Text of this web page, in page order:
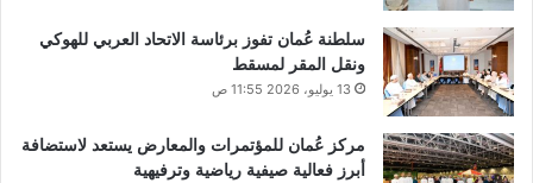
سلطنة عُمان تفوز برئاسة الاتحاد العربي للهوكي
ونقل المقر لمسقط
13 يوليو، 2026 11:55 ص
مركز عُمان للمؤتمرات والمعارض يستعد لاستضافة
أبرز فعالية صيفية رياضية وترفيهية